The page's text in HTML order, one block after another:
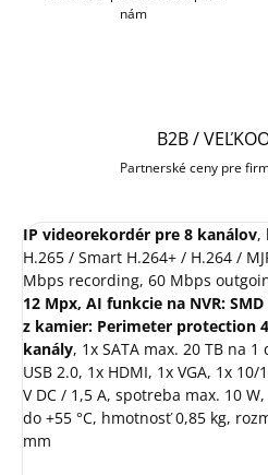
nám
B2B /
Partnerské ceny pre
IP videorekordér pre 8 kanálov,
H.265 / Smart H.264+ / H.264 /
Mbps recording, 60 Mbps
12 Mpx, AI funkcie na NVR:
z kamier: Perimeter protection
kanály, 1x SATA max. 20 TB na
USB 2.0, 1x HDMI, 1x VGA, 1x
V DC / 1,5 A, spotreba max. 10
do +55 °C, hmotnosť 0,85 kg,
mm